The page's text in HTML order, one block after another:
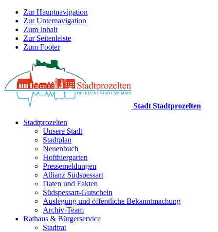
Zur Hauptnavigation
Zur Unternavigation
Zum Inhalt
Zur Seitenleiste
Zum Footer
Stadt Stadtprozelten
Stadtprozelten
Unsere Stadt
Stadtplan
Neuenbuch
Hofthiergarten
Pressemeldungen
Allianz Südspessart
Daten und Fakten
Südspessart-Gutschein
Auslegung und öffentliche Bekanntmachung
Archiv-Team
Rathaus & Bürgerservice
Stadtrat